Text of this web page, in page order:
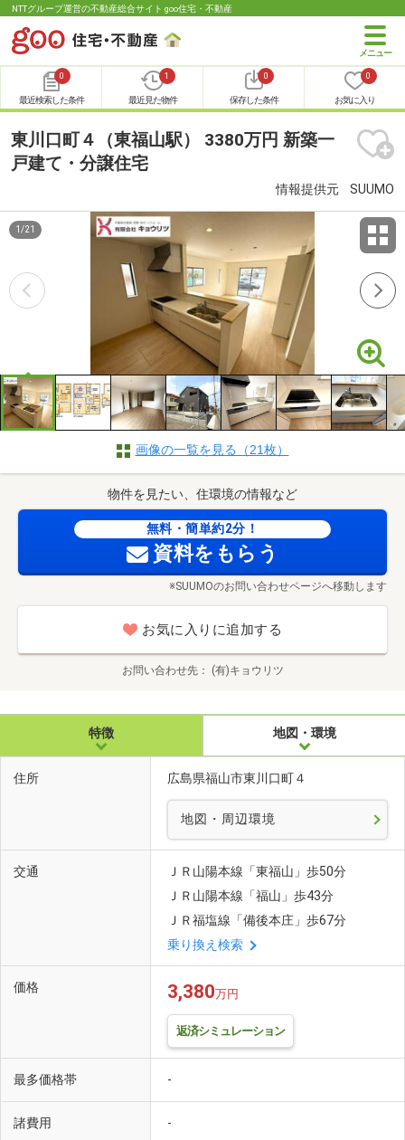
NTTグループ運営の不動産総合サイト goo住宅・不動産
0
最近検索した条件
1
最近見た物件
0
保存した条件
0
お気に入り
東川口町４（東福山駅） 3380万円 新築一
戸建て・分譲住宅
情報提供元 SUUMO
1 /21
画像の一覧を見る（21枚）
物件を見たい、住環境の情報など
無料・簡単約2分！
資料をもらう
※SUUMOのお問い合わせページへ移動します
お気に入りに追加する
お問い合わせ先 (有)キョウリツ
特徴 地図・環境
住所 広島県福山市東川口町４
地図・周辺環境
交通
ＪＲ山陽本線「東福山」歩50分
ＪＲ山陽本線「福山」歩43分
ＪＲ福塩線「備後本庄」歩67分
乗り換え検索
価格 3,380万円
返済シミュレーション
最多価格帯 -
諸費用 -